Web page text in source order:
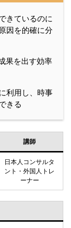
きているのに
因を的確に分
果を出す効率
利用し、時事
きる
講師
日本人コンサルタ
ント・外国人トレ
ーナー